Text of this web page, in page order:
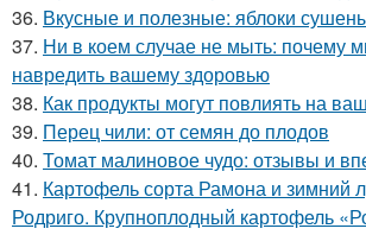
36. Вкусные и полезные: яблоки
37. Ни в коем случае не мыть: почему
навредить вашему здоровью
38. Как продукты могут повлиять на
39. Перец чили: от семян до плодов
40. Томат малиновое чудо: отзывы и
41. Картофель сорта Рамона и зимний
Родриго. Крупноплодный картофель